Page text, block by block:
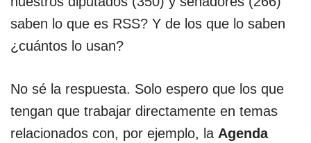
saben lo que es RSS? Y de los que lo saben
¿cuántos lo usan?
No sé la respuesta. Solo espero que los que
tengan que trabajar directamente en temas
relacionados con, por ejemplo, la Agenda